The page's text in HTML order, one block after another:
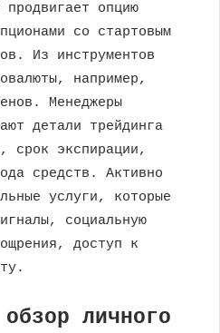
продвигает опцию
со стартовым
Из инструментов
например,
Менеджеры
детали трейдинга
срок экспирации,
средств. Активно
услуги, которые
социальную
доступ к
личного